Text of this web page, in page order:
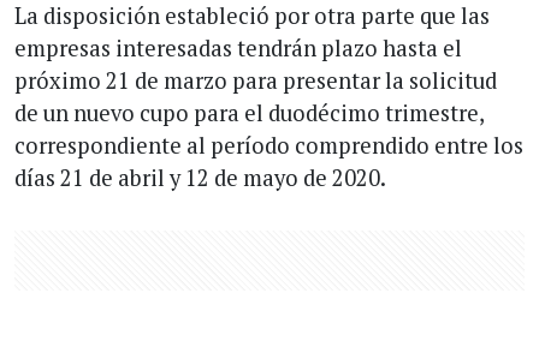
La disposición estableció por otra parte que las
empresas interesadas tendrán plazo hasta el
próximo 21 de marzo para presentar la solicitud
de un nuevo cupo para el duodécimo trimestre,
correspondiente al período comprendido entre los
días 21 de abril y 12 de mayo de 2020.